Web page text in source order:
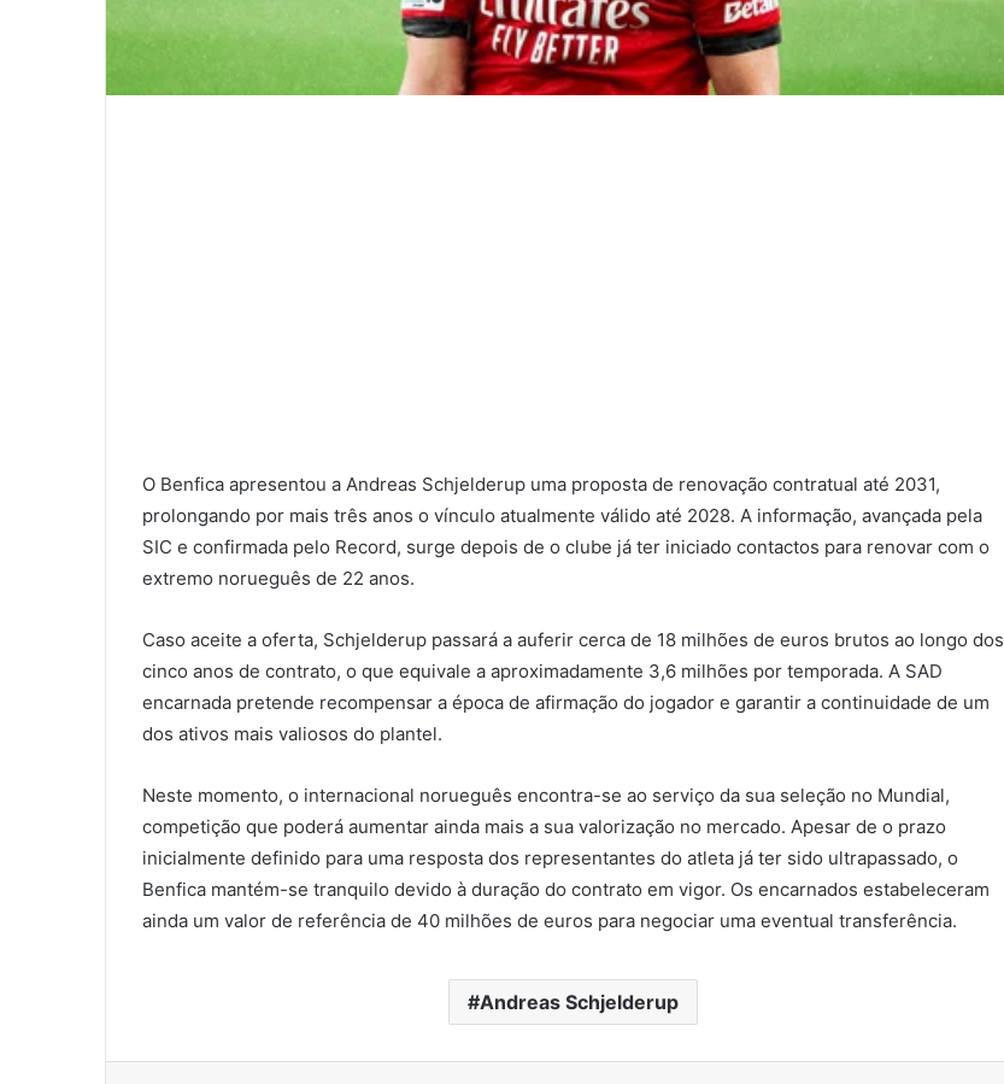
O Benfica apresentou a Andreas Schjelderup uma proposta de renovação contratual até 2031,
prolongando por mais três anos o vínculo atualmente válido até 2028. A informação, avançada pela
SIC e confirmada pelo Record, surge depois de o clube já ter iniciado contactos para renovar com o
extremo norueguês de 22 anos.
Caso aceite a oferta, Schjelderup passará a auferir cerca de 18 milhões de euros brutos ao longo dos
cinco anos de contrato, o que equivale a aproximadamente 3,6 milhões por temporada. A SAD
encarnada pretende recompensar a época de afirmação do jogador e garantir a continuidade de um
dos ativos mais valiosos do plantel.
Neste momento, o internacional norueguês encontra-se ao serviço da sua seleção no Mundial,
competição que poderá aumentar ainda mais a sua valorização no mercado. Apesar de o prazo
inicialmente definido para uma resposta dos representantes do atleta já ter sido ultrapassado, o
Benfica mantém-se tranquilo devido à duração do contrato em vigor. Os encarnados estabeleceram
ainda um valor de referência de 40 milhões de euros para negociar uma eventual transferência.
Andreas Schjelderup